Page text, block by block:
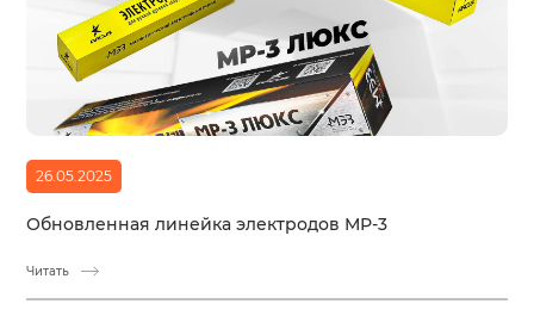
26.05.2025
Обновленная линейка электродов МР-3
Читать